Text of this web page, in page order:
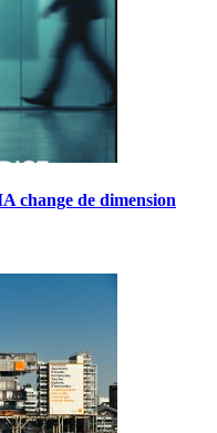
change de dimension